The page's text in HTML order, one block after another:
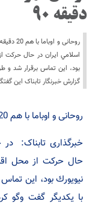
دقیقه 90
اسلامي ايران در حال حركت
بود، اين تماس برقرار شد و
گزارش خبرنگار تابناک این
روحانی و اوباما با هم 20 دقیقه گفتگو کردند.
خبرگذاری تابناک:
حال حركت از محل
نيويورك بود، اين
با يكديگر گفت وگو